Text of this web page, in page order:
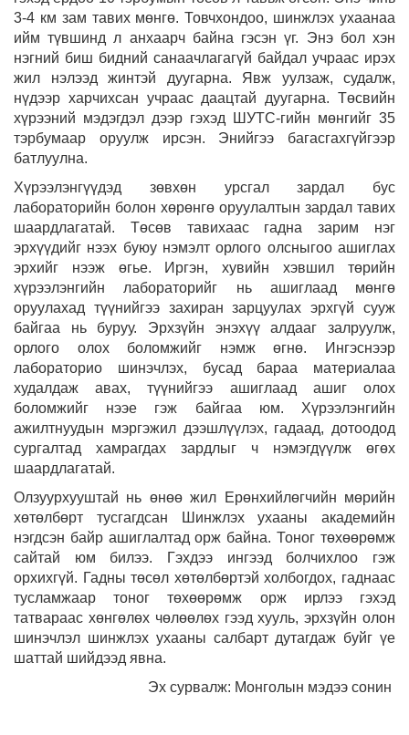
3-4 км зам тавих мөнгө. Товчхондоо, шинжлэх ухаанаа
ийм түвшинд л анхаарч байна гэсэн үг. Энэ бол хэн
нэгний биш бидний санаачлагагүй байдал учраас ирэх
жил нэлээд жинтэй дуугарна. Явж уулзаж, судалж,
нүдээр харчихсан учраас даацтай дуугарна. Төсвийн
хүрээний мэдэгдэл дээр гэхэд ШУТС-гийн мөнгийг 35
тэрбумаар оруулж ирсэн. Энийгээ багасгахгүйгээр
батлуулна.
Хүрээлэнгүүдэд зөвхөн урсгал зардал бус
лабораторийн болон хөрөнгө оруулалтын зардал тавих
шаардлагатай. Төсөв тавихаас гадна зарим нэг
эрхүүдийг нээх буюу нэмэлт орлого олсныгоо ашиглах
эрхийг нээж өгье. Иргэн, хувийн хэвшил төрийн
хүрээлэнгийн лабораторийг нь ашиглаад мөнгө
оруулахад түүнийгээ захиран зарцуулах эрхгүй сууж
байгаа нь буруу. Эрхзүйн энэхүү алдааг залруулж,
орлого олох боломжийг нэмж өгнө. Ингэснээр
лабораторио шинэчлэх, бусад бараа материалаа
худалдаж авах, түүнийгээ ашиглаад ашиг олох
боломжийг нээе гэж байгаа юм. Хүрээлэнгийн
ажилтнуудын мэргэжил дээшлүүлэх, гадаад, дотоодод
сургалтад хамрагдах зардлыг ч нэмэгдүүлж өгөх
шаардлагатай.
Олзуурхууштай нь өнөө жил Ерөнхийлөгчийн мөрийн
хөтөлбөрт тусгагдсан Шинжлэх ухааны академийн
нэгдсэн байр ашиглалтад орж байна. Тоног төхөөрөмж
сайтай юм билээ. Гэхдээ ингээд болчихлоо гэж
орхихгүй. Гадны төсөл хөтөлбөртэй холбогдох, гаднаас
тусламжаар тоног төхөөрөмж орж ирлээ гэхэд
татвараас хөнгөлөх чөлөөлөх гээд хууль, эрхзүйн олон
шинэчлэл шинжлэх ухааны салбарт дутагдаж буйг үе
шаттай шийдээд явна.
Эх сурвалж: Монголын мэдээ сонин